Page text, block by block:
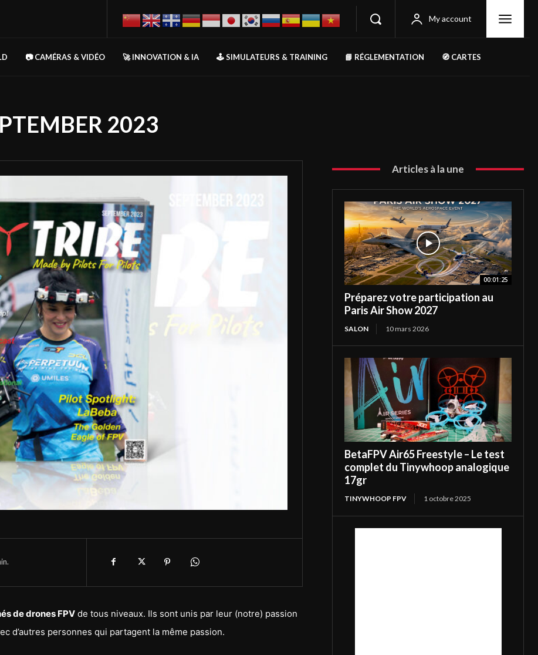
My account
📷 CAMÉRAS & VIDÉO 🚀 INNOVATION & IA 🕹️ SIMULATEURS & TRAINING 📘 RÉGLEMENTATION 🧭 CARTES
2023
de drones FPV de tous niveaux. Ils sont unis par leur (notre) passion
d’autres personnes qui partagent la même passion.
Articles à la une
00:01:25
Préparez votre participation au
Paris Air Show 2027
SALON 10 mars 2026
BetaFPV Air65 Freestyle – Le test
complet du Tinywhoop analogique
17gr
TINYWHOOP FPV 1 octobre 2025